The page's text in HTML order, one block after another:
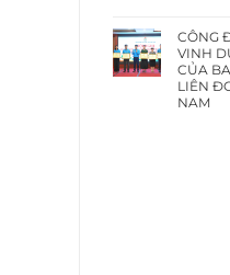
CÔNG
VINH
CỦA
LIÊN
NAM